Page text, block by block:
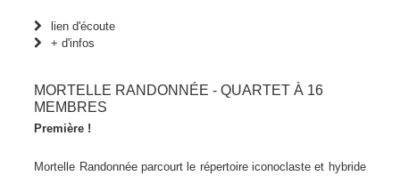
lien d'écoute
+ d'infos
MORTELLE RANDONNÉE - QUARTET À 16
MEMBRES
Première !
Mortelle Randonnée parcourt le répertoire iconoclaste et hybride